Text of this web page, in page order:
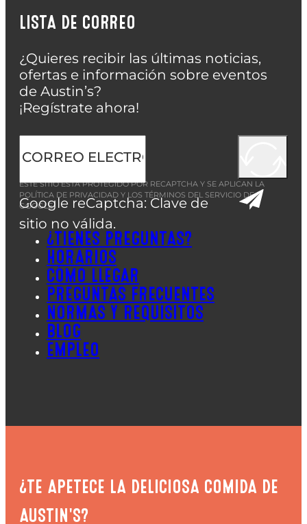
LISTA DE CORREO
¿Quieres recibir las últimas noticias,
ofertas e información sobre eventos
de Austin’s?
¡Regístrate ahora!
Google reCaptcha: Clave de
sitio no válida.
ESTE SITIO ESTÁ PROTEGIDO POR RECAPTCHA Y SE APLICAN LA
POLÍTICA DE PRIVACIDAD Y LOS TÉRMINOS DEL SERVICIO DE
GOOGLE.
¿TIENES PREGUNTAS?
HORARIOS
CÓMO LLEGAR
PREGUNTAS FRECUENTES
NORMAS Y REQUISITOS
BLOG
EMPLEO
¿TE APETECE LA DELICIOSA COMIDA DE
AUSTIN'S?